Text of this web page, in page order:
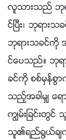
လူသားသည္ ဘုရ
င္ၿပီး၊ ဘုရား
ဘုရားသခင္ကို
င္ေပသည္။ ဘု
ခင္ကို စစ္မွန္စြာ
သည့္အခါမွ် ေ
ကြၽမ္းျခင္းတ
သူ၏ရည္႐ြယ္ခ်က္